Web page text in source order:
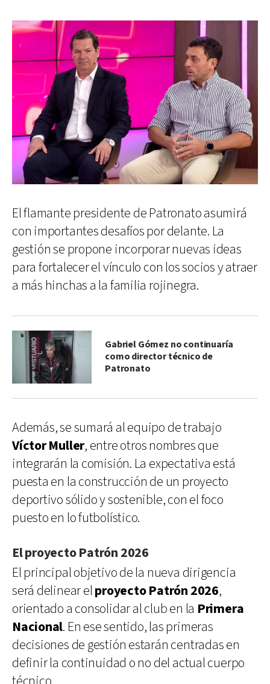
El flamante presidente de Patronato asumirá
con importantes desafíos por delante. La
gestión se propone incorporar nuevas ideas
para fortalecer el vínculo con los socios y atraer
a más hinchas a la familia rojinegra.
Gabriel Gómez no continuaría
como director técnico de
Patronato
Además, se sumará al equipo de trabajo
Víctor Muller, entre otros nombres que
integrarán la comisión. La expectativa está
puesta en la construcción de un proyecto
deportivo sólido y sostenible, con el foco
puesto en lo futbolístico.
El proyecto Patrón 2026
El principal objetivo de la nueva dirigencia
será delinear elproyecto Patrón 2026,
orientado a consolidar al club en la Primera
Nacional. En ese sentido, las primeras
decisiones de gestión estarán centradas en
definir la continuidad o no del actual cuerpo